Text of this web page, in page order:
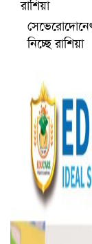
ভারতে ভয়াবহ
নিচ্ছে রাশিয়া